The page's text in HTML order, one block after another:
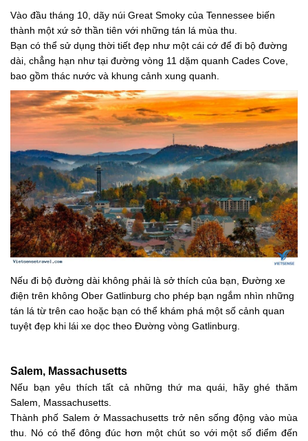
Vào đầu tháng 10, dãy núi Great Smoky của Tennessee biến
thành một xứ sở thần tiên với những tán lá mùa thu.
Bạn có thể sử dụng thời tiết đẹp như một cái cớ để đi bộ đường
dài, chẳng hạn như tại đường vòng 11 dặm quanh Cades Cove,
bao gồm thác nước và khung cảnh xung quanh.
Nếu đi bộ đường dài không phải là sở thích của bạn, Đường xe
điện trên không Ober Gatlinburg cho phép bạn ngắm nhìn những
tán lá từ trên cao hoặc bạn có thể khám phá một số cảnh quan
tuyệt đẹp khi lái xe dọc theo Đường vòng Gatlinburg.
Salem, Massachusetts
Nếu bạn yêu thích tất cả những thứ ma quái, hãy ghé thăm
Salem, Massachusetts.
Thành phố Salem ở Massachusetts trở nên sống động vào mùa
thu. Nó có thể đông đúc hơn một chút so với một số điểm đến